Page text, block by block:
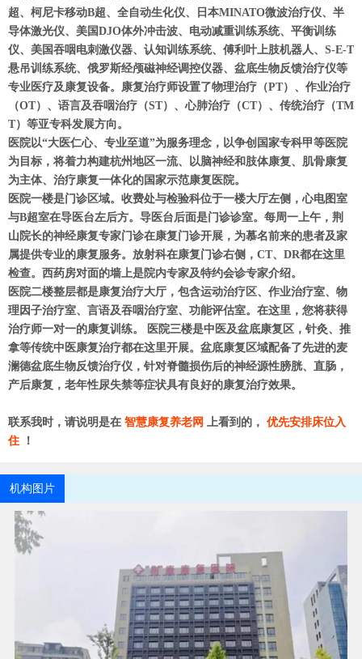
超、柯尼卡移动B超、全自动生化仪、日本MINATO微波治疗仪、半
导体激光仪、美国DJO体外冲击波、电动减重训练系统、平衡训练
仪、美国吞咽电刺激仪器、认知训练系统、傅利叶上肢机器人、S-E-T
悬吊训练系统、俄罗斯经颅磁神经调控仪器、盆底生物反馈治疗仪等
专业医疗及康复设备。康复治疗师设置了物理治疗（PT）、作业治疗
（OT）、语言及吞咽治疗（ST）、心肺治疗（CT）、传统治疗（TM
T）等亚专科发展方向。
医院以“大医仁心、专业至道”为服务理念，以争创国家专科甲等医院
为目标，将着力构建杭州地区一流、以脑神经和肢体康复、肌骨康复
为主体、治疗康复一体化的国家示范康复医院。
医院一楼是门诊区域。收费处与检验科位于一楼大厅左侧，心电图室
与B超室在导医台左后方。导医台后面是门诊诊室。每周一上午，荆
山院长的神经康复专家门诊在康复门诊开展，为慕名前来的患者及家
属提供专业的康复服务。放射科在康复门诊右侧，CT、DR都在这里
检查。西药房对面的墙上是院内专家及特约会诊专家介绍。
医院二楼整层都是康复治疗大厅，包含运动治疗区、作业治疗室、物
理因子治疗室、言语及吞咽治疗室、功能评估室。在这里，您将获得
治疗师一对一的康复训练。 医院三楼是中医及盆底康复区，针灸、推
拿等传统中医康复治疗都在这里开展。盆底康复区域配备了先进的麦
澜德盆底生物反馈治疗仪，针对脊髓损伤后的神经源性膀胱、直肠，
产后康复，老年性尿失禁等症状具有良好的康复治疗效果。
联系我时，请说明是在 智慧康复养老网 上看到的， 优先安排床位入
住 ！
机构图片